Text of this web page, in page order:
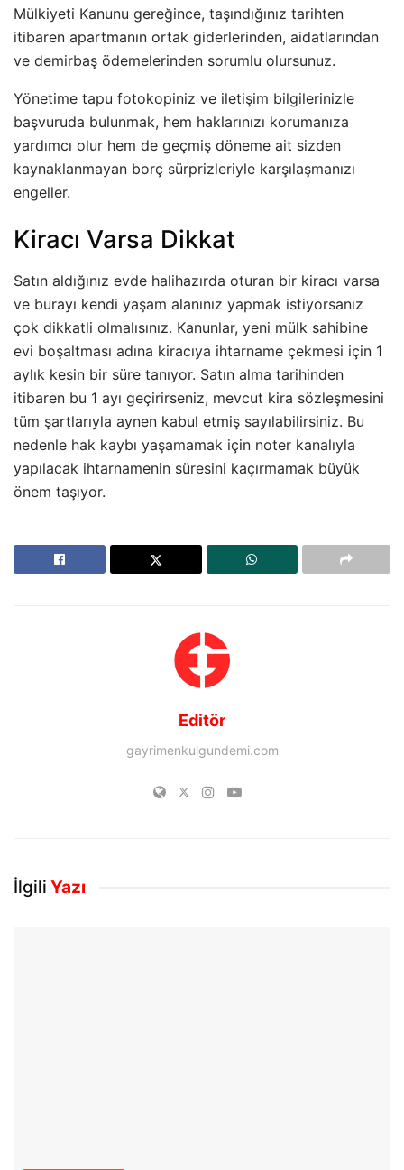
Mülkiyeti Kanunu gereğince, taşındığınız tarihten
itibaren apartmanın ortak giderlerinden, aidatlarından
ve demirbaş ödemelerinden sorumlu olursunuz.
Yönetime tapu fotokopiniz ve iletişim bilgilerinizle
başvuruda bulunmak, hem haklarınızı korumanıza
yardımcı olur hem de geçmiş döneme ait sizden
kaynaklanmayan borç sürprizleriyle karşılaşmanızı
engeller.
Kiracı Varsa Dikkat
Satın aldığınız evde halihazırda oturan bir kiracı varsa
ve burayı kendi yaşam alanınız yapmak istiyorsanız
çok dikkatli olmalısınız. Kanunlar, yeni mülk sahibine
evi boşaltması adına kiracıya ihtarname çekmesi için 1
aylık kesin bir süre tanıyor. Satın alma tarihinden
itibaren bu 1 ayı geçirirseniz, mevcut kira sözleşmesini
tüm şartlarıyla aynen kabul etmiş sayılabilirsiniz. Bu
nedenle hak kaybı yaşamamak için noter kanalıyla
yapılacak ihtarnamenin süresini kaçırmamak büyük
önem taşıyor.
Editör
gayrimenkulgundemi.com
İlgili Yazı